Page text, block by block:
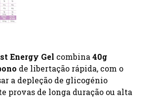
Energy Gel combina 40g
de libertação rápida, com o
a depleção de glicogénio
provas de longa duração ou alta